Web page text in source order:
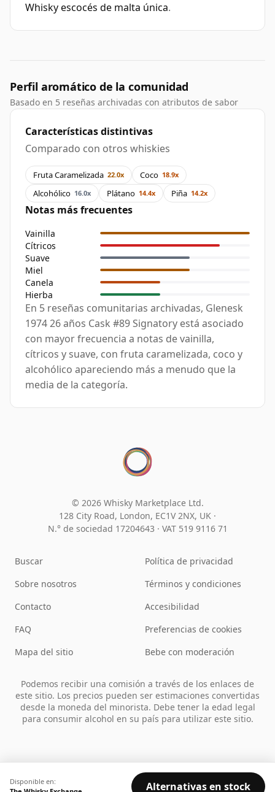
Whisky escocés de malta única.
Perfil aromático de la comunidad
Basado en 5 reseñas archivadas con atributos de sabor
Características distintivas
Comparado con otros whiskies
Fruta Caramelizada 22.0x Coco 18.9x
Alcohólico 16.0x Plátano 14.4x Piña 14.2x
Notas más frecuentes
Vainilla
Cítricos
Suave
Miel
Canela
Hierba
En 5 reseñas comunitarias archivadas, Glenesk
1974 26 años Cask #89 Signatory está asociado
con mayor frecuencia a notas de vainilla,
cítricos y suave, con fruta caramelizada, coco y
alcohólico apareciendo más a menudo que la
media de la categoría.
Disponible en:
Alternativas en stock
© 2026 Whisky Marketplace Ltd.
128 City Road, London, EC1V 2NX, UK ·
N.° de sociedad 17204643 · VAT 519 9116 71
Buscar
Sobre nosotros
Contacto
FAQ
Mapa del sitio
Política de privacidad
Términos y condiciones
Accesibilidad
Preferencias de cookies
Bebe con moderación
Podemos recibir una comisión a través de los enlaces de
este sitio. Los precios pueden ser estimaciones convertidas
desde la moneda del minorista. Debe tener la edad legal
para consumir alcohol en su país para utilizar este sitio.